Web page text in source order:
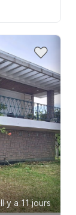
Il y a 11 jours